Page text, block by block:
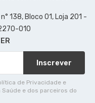
138, Bloco 01, Loja 201 -
010
Inscrever
de Privacidade e
e dos parceiros do